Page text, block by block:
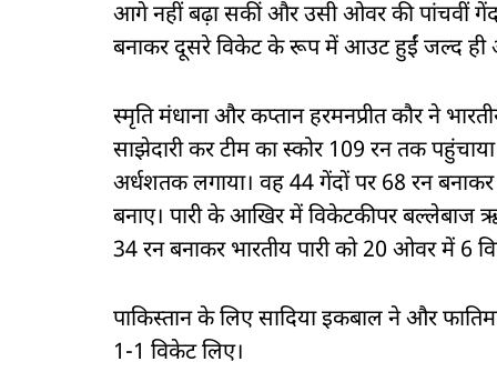
आगे नहीं बढ़ा सकीं और उसी ओवर की पांचवीं गेंद
बनाकर दूसरे विकेट के रूप में आउट हुईं जल्द ही
स्मृति मंधाना और कप्तान हरमनप्रीत कौर ने
साझेदारी कर टीम का स्कोर 109 रन तक
अर्धशतक लगाया। वह 44 गेंदों पर 68 रन
बनाए। पारी के आखिर में विकेटकीपर
34 रन बनाकर भारतीय पारी को 20 ओवर में 6
पाकिस्तान के लिए सादिया इकबाल ने और
1-1 विकेट लिए।